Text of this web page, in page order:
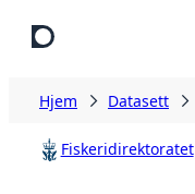
Hjem Datasett
Fiskeridirektoratet